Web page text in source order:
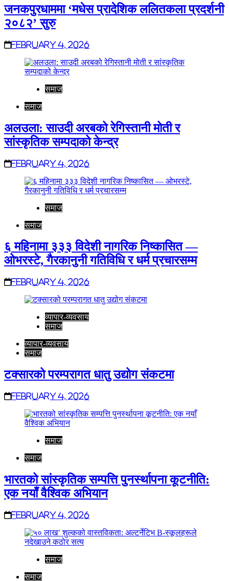
जनकपुरधाममा ‘मधेस प्रादेशिक ललितकला प्रदर्शनी
२०८२’ सुरु
February 4, 2026
समाज
समाज
अलउला: साउदी अरबको रेगिस्तानी मोती र
सांस्कृतिक सम्पदाको केन्द्र
February 4, 2026
समाज
समाज
६ महिनामा ३३३ विदेशी नागरिक निष्कासित —
ओभरस्टे, गैरकानुनी गतिविधि र धर्म प्रचारसम्म
February 4, 2026
व्यापार-व्यवसाय
समाज
व्यापार-व्यवसाय
समाज
टक्सारको परम्परागत धातु उद्योग संकटमा
February 4, 2026
समाज
समाज
भारतको सांस्कृतिक सम्पत्ति पुनर्स्थापना कूटनीति:
एक नयाँ वैश्विक अभियान
February 4, 2026
समाज
समाज